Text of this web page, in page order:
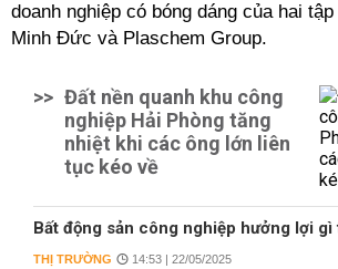
doanh nghiệp có bóng dáng của hai
Minh Đức và Plaschem Group.
>> Đất nền quanh khu công
nghiệp Hải Phòng tăng
nhiệt khi các ông lớn liên
tục kéo về
Bất động sản công nghiệp hưởng lợi gì
THỊ TRƯỜNG 14:53 | 22/05/2025